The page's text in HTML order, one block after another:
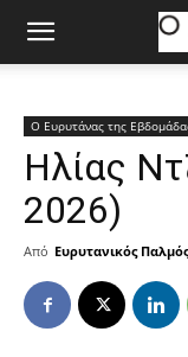
Ο Ευρυτάνας της
Ηλίας
2026)
Από Ευρυτανικός Παλμός